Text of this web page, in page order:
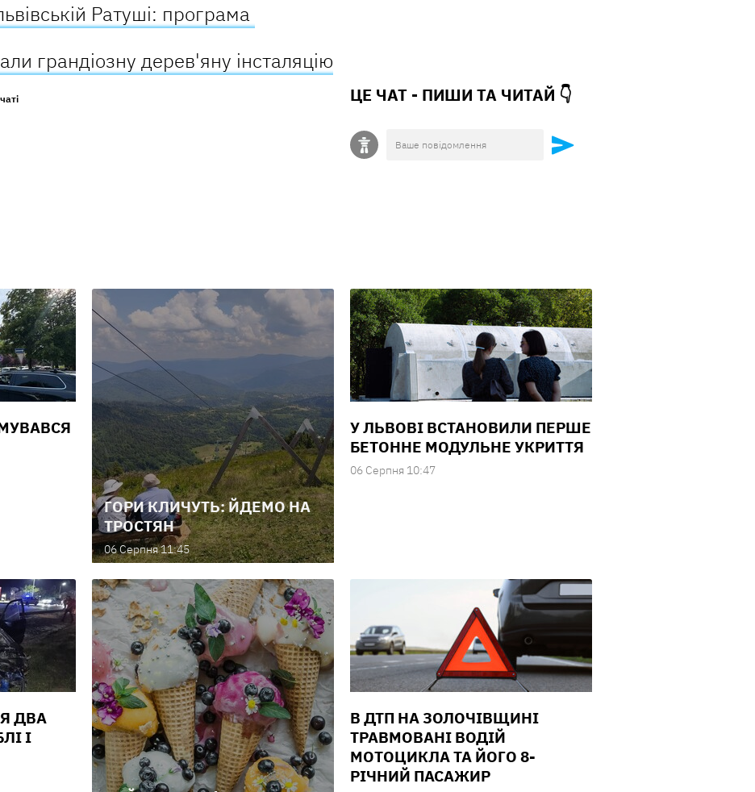
Ратуші: програма
грандіозну дерев'яну інсталяцію
ЦЕ ЧАТ - ПИШИ ТА ЧИТАЙ 👇
ГОРИ КЛИЧУТЬ: ЙДЕМО НА
ТРОСТЯН
06 Серпня 11:45
У ЛЬВОВІ ВСТАНОВИЛИ ПЕРШЕ
БЕТОННЕ МОДУЛЬНЕ УКРИТТЯ
06 Серпня 10:47
ДВА
І
В ДТП НА ЗОЛОЧІВЩИНІ
ТРАВМОВАНІ ВОДІЙ
МОТОЦИКЛА ТА ЙОГО 8-
РІЧНИЙ ПАСАЖИР